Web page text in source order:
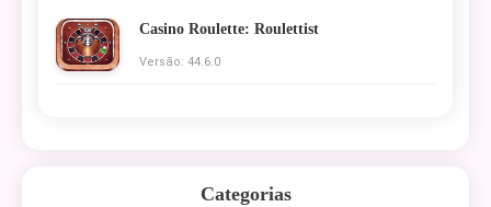
Casino Roulette: Roulettist
Versão: 44.6.0
Categorias